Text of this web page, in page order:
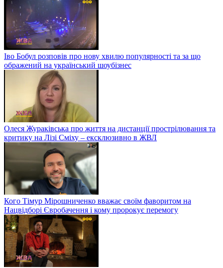
Іво Бобул розповів про нову хвилю популярності та за що
ображений на український шоубізнес
Олеся Жураківська про життя на дистанції прострілювання та
критику на Лізі Сміху – ексклюзивно в ЖВЛ
Кого Тімур Мірошниченко вважає своїм фаворитом на
Нацвідборі Євробачення і кому пророкує перемогу